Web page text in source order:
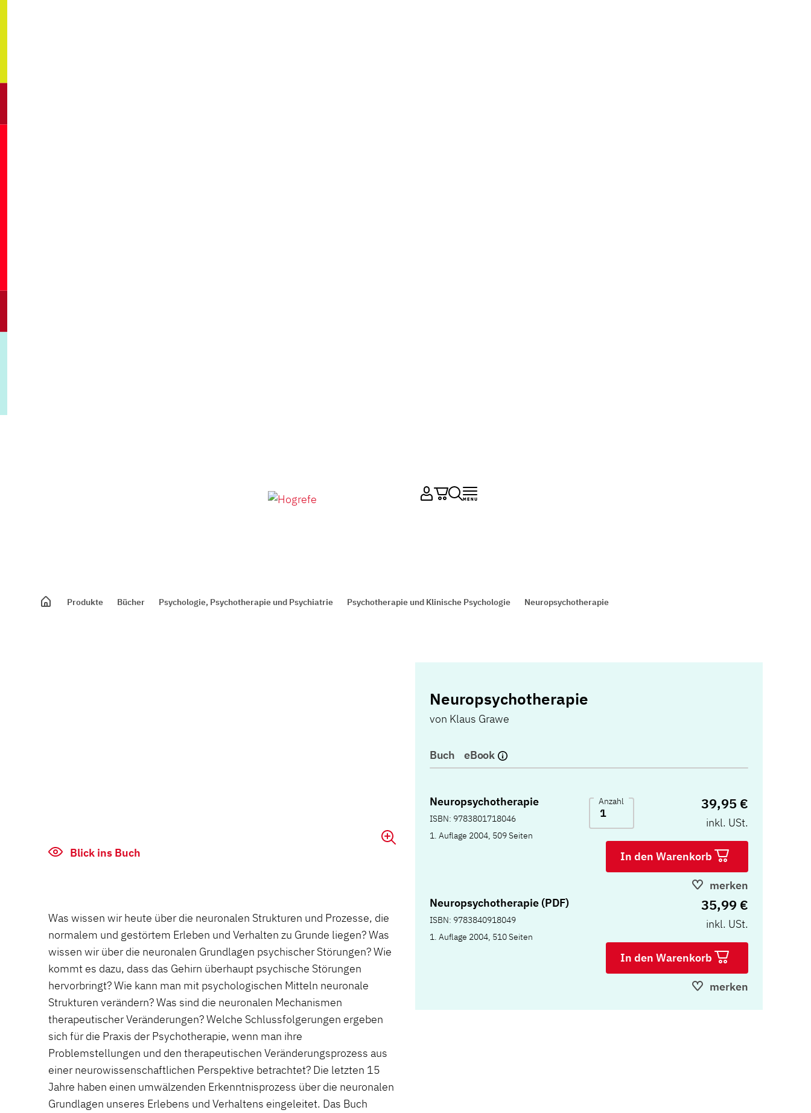
Produkte Bücher Psychologie, Psychotherapie und Psychiatrie Psychotherapie und Klinische Psychologie Neuropsychotherapie
Neuropsychotherapie
von Klaus Grawe
Buch eBook
Neuropsychotherapie
ISBN: 9783801718046
1. Auflage 2004, 509 Seiten
Anzahl 39,95 €
inkl. USt.
In den Warenkorb
merken
Neuropsychotherapie (PDF)
ISBN: 9783840918049
1. Auflage 2004, 510 Seiten
35,99 €
inkl. USt.
In den Warenkorb
merken
Blick ins Buch
Was wissen wir heute über die neuronalen Strukturen und Prozesse, die
normalem und gestörtem Erleben und Verhalten zu Grunde liegen? Was
wissen wir über die neuronalen Grundlagen psychischer Störungen? Wie
kommt es dazu, dass das Gehirn überhaupt psychische Störungen
hervorbringt? Wie kann man mit psychologischen Mitteln neuronale
Strukturen verändern? Was sind die neuronalen Mechanismen
therapeutischer Veränderungen? Welche Schlussfolgerungen ergeben
sich für die Praxis der Psychotherapie, wenn man ihre
Problemstellungen und den therapeutischen Veränderungsprozess aus
einer neurowissenschaftlichen Perspektive betrachtet? Die letzten 15
Jahre haben einen umwälzenden Erkenntnisprozess über die neuronalen
Grundlagen unseres Erlebens und Verhaltens eingeleitet. Das Buch